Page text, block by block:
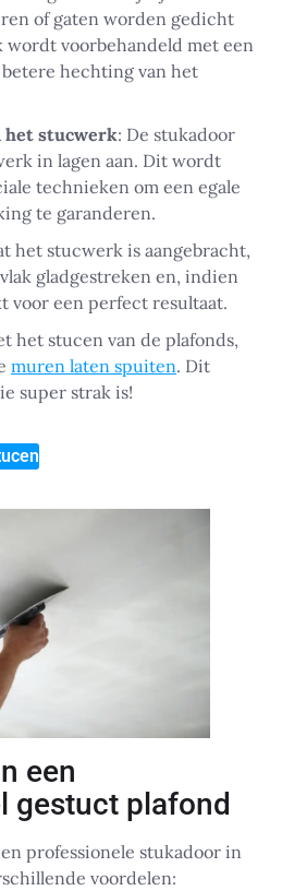
of gaten worden gedicht
wordt voorbehandeld met een
hechting van het
het stucwerk: De stukadoor
in lagen aan. Dit wordt
technieken om een egale
te garanderen.
het stucwerk is aangebracht,
gladgestreken en, indien
voor een perfect resultaat.
het stucen van de plafonds,
muren laten spuiten. Dit
super strak is!
een
gestuct plafond
professionele stukadoor in
voordelen: